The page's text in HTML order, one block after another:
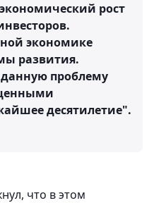
рост
экономике
развития.
проблему
десятилетие".
что в этом